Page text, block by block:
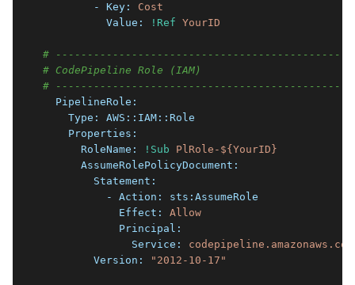
        - Key:
Cost
          Value:
!Ref YourID
#
# CodePipeline Role (IAM)
#
  PipelineRole:
    Type:
AWS::IAM::Role
    Properties:
      RoleName:
!Sub
PlRole-${YourID}
      AssumeRolePolicyDocument:
        Statement:
          - Action:
sts:AssumeRole
            Effect:
Allow
            Principal:
              Service:
codepipeline.amazonaws.com
        Version:
"2012-10-17"